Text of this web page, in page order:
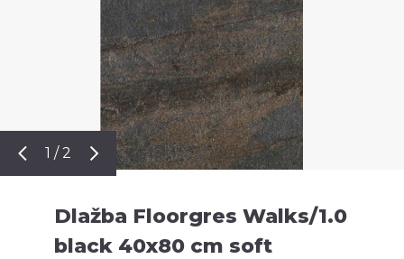
1 / 2
Dlažba Floorgres Walks/1.0
black 40x80 cm soft